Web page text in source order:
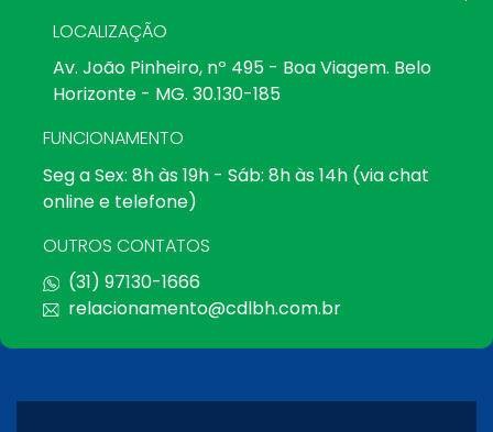
LOCALIZAÇÃO
Av. João Pinheiro, nº 495 - Boa Viagem. Belo
Horizonte - MG. 30.130-185
FUNCIONAMENTO
Seg a Sex: 8h às 19h - Sáb: 8h às 14h (via chat
online e telefone)
OUTROS CONTATOS
(31) 97130-1666
relacionamento@cdlbh.com.br